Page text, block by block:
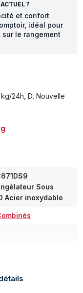
?
et confort
idéal pour
le rangement
24h, D, Nouvelle
Sous
Acier inoxydable